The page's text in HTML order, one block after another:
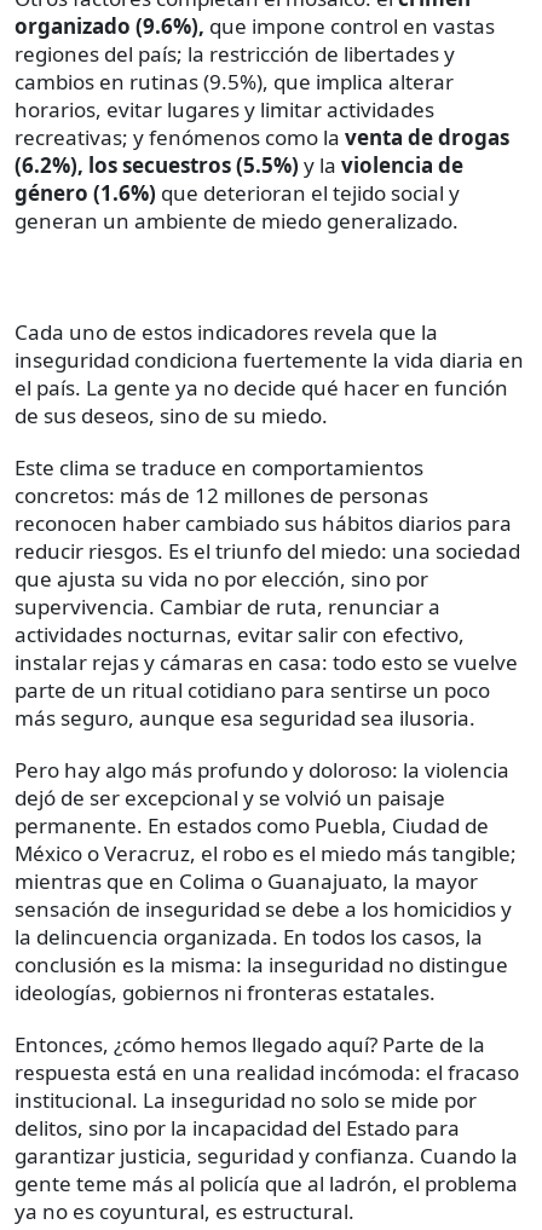
organizado (9.6%), que impone control en vastas
regiones del país; la restricción de libertades y
cambios en rutinas (9.5%), que implica alterar
horarios, evitar lugares y limitar actividades
recreativas; y fenómenos como la venta de drogas
(6.2%), los secuestros (5.5%) y la violencia de
género (1.6%) que deterioran el tejido social y
generan un ambiente de miedo generalizado.
Cada uno de estos indicadores revela que la
inseguridad condiciona fuertemente la vida diaria en
el país. La gente ya no decide qué hacer en función
de sus deseos, sino de su miedo.
Este clima se traduce en comportamientos
concretos: más de 12 millones de personas
reconocen haber cambiado sus hábitos diarios para
reducir riesgos. Es el triunfo del miedo: una sociedad
que ajusta su vida no por elección, sino por
supervivencia. Cambiar de ruta, renunciar a
actividades nocturnas, evitar salir con efectivo,
instalar rejas y cámaras en casa: todo esto se vuelve
parte de un ritual cotidiano para sentirse un poco
más seguro, aunque esa seguridad sea ilusoria.
Pero hay algo más profundo y doloroso: la violencia
dejó de ser excepcional y se volvió un paisaje
permanente. En estados como Puebla, Ciudad de
México o Veracruz, el robo es el miedo más tangible;
mientras que en Colima o Guanajuato, la mayor
sensación de inseguridad se debe a los homicidios y
la delincuencia organizada. En todos los casos, la
conclusión es la misma: la inseguridad no distingue
ideologías, gobiernos ni fronteras estatales.
Entonces, ¿cómo hemos llegado aquí? Parte de la
respuesta está en una realidad incómoda: el fracaso
institucional. La inseguridad no solo se mide por
delitos, sino por la incapacidad del Estado para
garantizar justicia, seguridad y confianza. Cuando la
gente teme más al policía que al ladrón, el problema
ya no es coyuntural, es estructural.